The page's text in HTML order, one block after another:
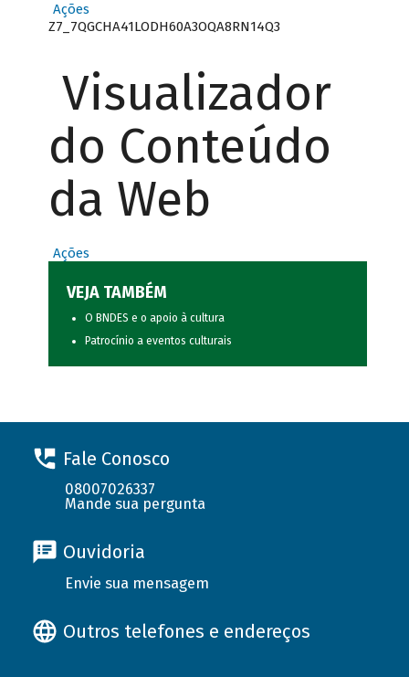
Ações
Z7_7QGCHA41LODH60A3OQA8RN14Q3
Visualizador
do Conteúdo
da Web
Ações
VEJA TAMBÉM
O BNDES e o apoio à cultura
Patrocínio a eventos culturais
Fale Conosco
08007026337
Mande sua pergunta
Ouvidoria
Envie sua mensagem
Outros telefones e endereços